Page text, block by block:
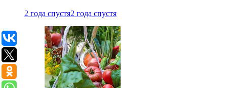
2 года спустя2 года спустя